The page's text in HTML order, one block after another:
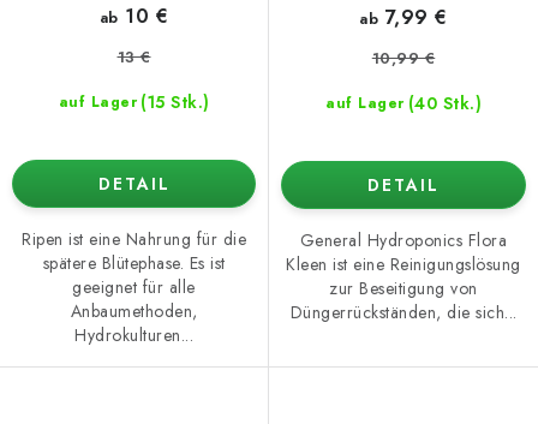
auf Lager (15 Stk.)
ab 10 €
13 €
DETAIL
Ripen ist eine Nahrung für die
spätere Blütephase. Es ist
geeignet für alle
Anbaumethoden,
Hydrokulturen...
auf Lager (40 Stk.)
ab 7,99 €
10,99 €
DETAIL
General Hydroponics Flora
Kleen ist eine Reinigungslösung
zur Beseitigung von
Düngerrückständen, die sich...